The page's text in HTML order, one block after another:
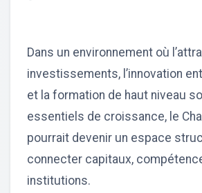
Dans un environnement où
investissements, l’innovation
et la formation de haut niveau
essentiels de croissance, le
pourrait devenir un espace
connecter capitaux,
institutions.